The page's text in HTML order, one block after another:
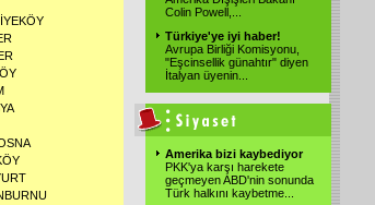
Colin Powell,
Türkiye'ye iyi haber!
Avrupa Birliği Komisyonu,
"Eşcinsellik günahtır" diyen
İtalyan üyenin
Amerika bizi kaybediyor
PKK'ya karşı harekete
geçmeyen ABD'nin sonunda
Türk halkını kaybetme